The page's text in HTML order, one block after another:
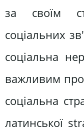
за своїм
соціальних
соціальна
важливим
соціальна
латинської